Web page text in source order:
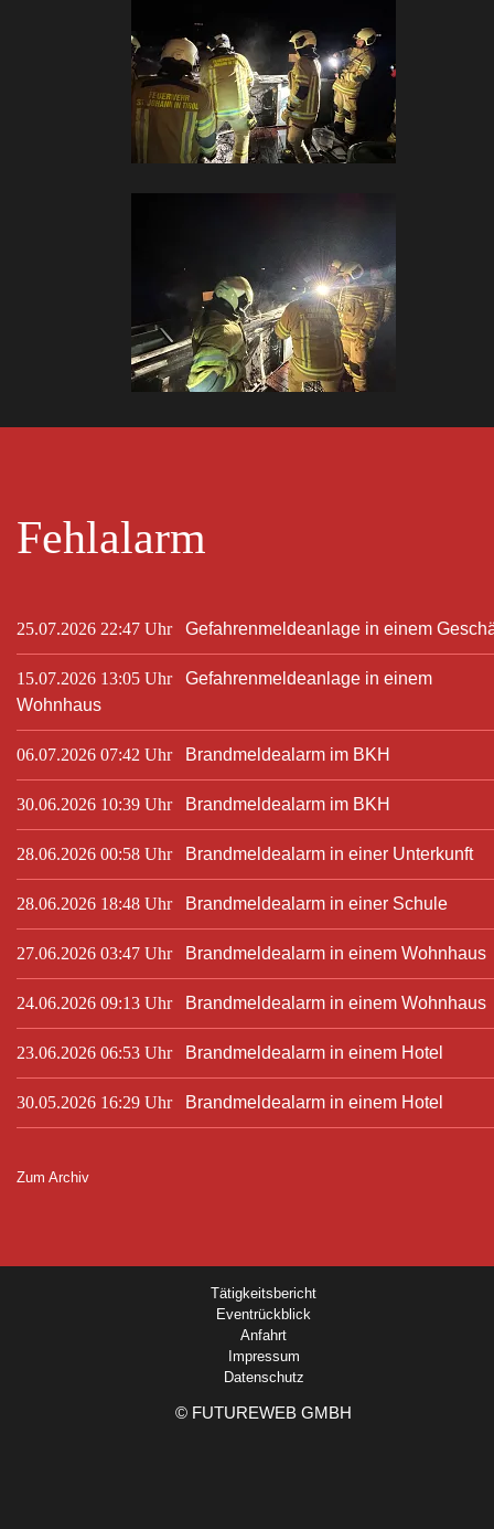
Fehlalarm
25.07.2026 22:47 Uhr Gefahrenmeldeanlage in einem
15.07.2026 13:05 Uhr
Gefahrenmeldeanlage in einem
Wohnhaus
06.07.2026 07:42 Uhr Brandmeldealarm im BKH
30.06.2026 10:39 Uhr Brandmeldealarm im BKH
28.06.2026 00:58 Uhr Brandmeldealarm in einer Unterkunft
28.06.2026 18:48 Uhr Brandmeldealarm in einer Schule
27.06.2026 03:47 Uhr Brandmeldealarm in einem Wohnhaus
24.06.2026 09:13 Uhr Brandmeldealarm in einem Wohnhaus
23.06.2026 06:53 Uhr Brandmeldealarm in einem Hotel
30.05.2026 16:29 Uhr Brandmeldealarm in einem Hotel
Zum Archiv
Tätigkeitsbericht
Eventrückblick
Anfahrt
Impressum
Datenschutz
© FUTUREWEB GMBH